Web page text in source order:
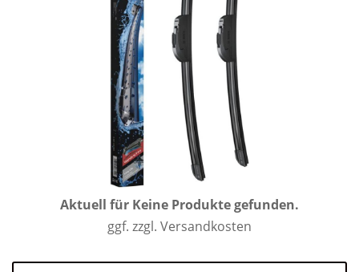
Aktuell für Keine Produkte gefunden.
ggf. zzgl. Versandkosten